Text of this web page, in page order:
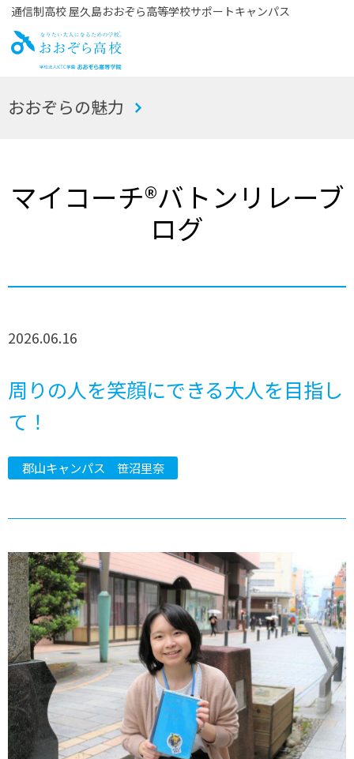
通信制高校 屋久島おおぞら高等学校サポートキャンパス
お
おおぞらの魅力
マイコーチ®バトンリレーブ
ログ
2026.06.16
周りの人を笑顔にできる大人を目指し
て！
郡山キャンパス 笹沼里奈